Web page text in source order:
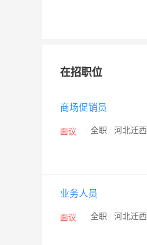
在招职位
商场促销员
面议 全职 河北迁西
业务人员
面议 全职 河北迁西